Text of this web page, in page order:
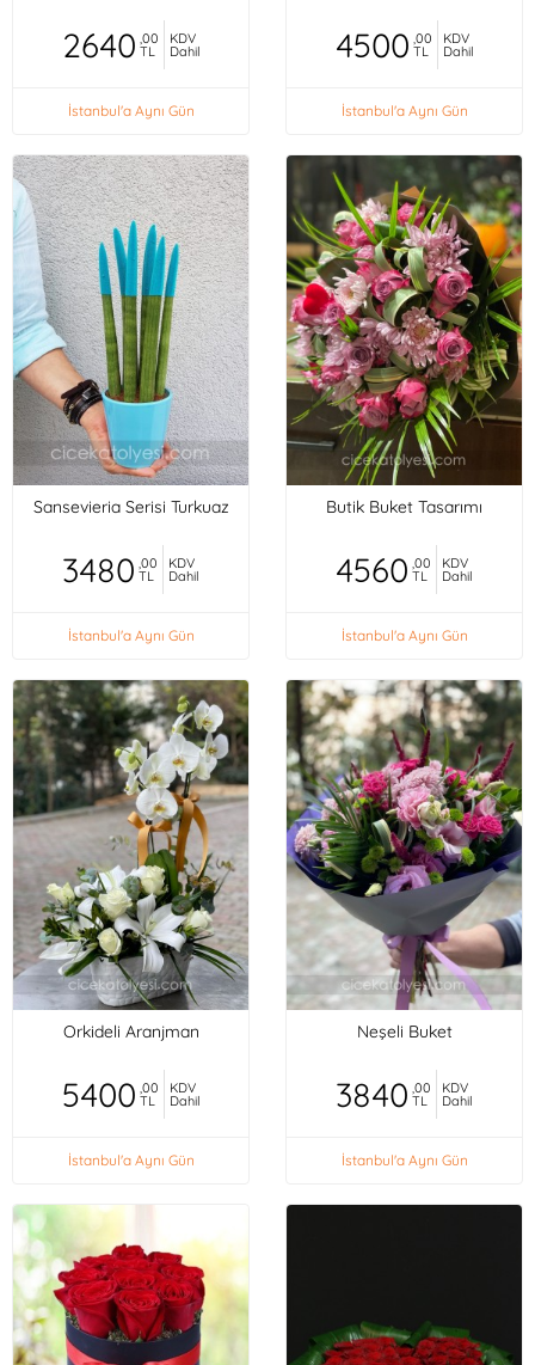
2640 ,00
TL
KDV
Dahil
İstanbul'a Aynı Gün
4500 ,00
TL
KDV
Dahil
İstanbul'a Aynı Gün
Sansevieria Serisi Turkuaz
3480 ,00
TL
KDV
Dahil
İstanbul'a Aynı Gün
Butik Buket Tasarımı
4560 ,00
TL
KDV
Dahil
İstanbul'a Aynı Gün
Orkideli Aranjman
5400 ,00
TL
KDV
Dahil
İstanbul'a Aynı Gün
Neşeli Buket
3840 ,00
TL
KDV
Dahil
İstanbul'a Aynı Gün